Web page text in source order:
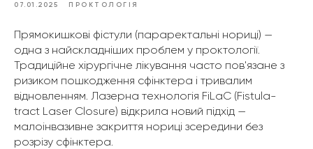
07.01.2025 ПРОКТОЛОГІЯ
Прямокишкові фістули (параректальні нориці) —
одна з найскладніших проблем у проктології.
Традиційне хірургічне лікування часто пов'язане з
ризиком пошкодження сфінктера і тривалим
відновленням. Лазерна технологія FiLaC (Fistula-
tract Laser Closure) відкрила новий підхід —
малоінвазивне закриття нориці зсередини без
розрізу сфінктера.